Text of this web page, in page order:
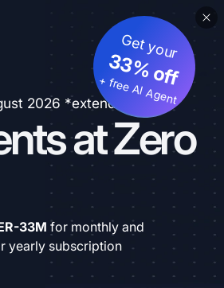
2026 *extended
at Zero
Get your
33% off
+ free AI Agent
33M for monthly and
yearly subscription